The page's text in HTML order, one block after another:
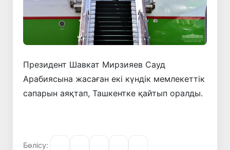
Президент Шавкат Мирзияев Сауд
Арабиясына жасаған екі күндік мемлекеттік
сапарын аяқтап, Ташкентке қайтып оралды.
Бөлісу: